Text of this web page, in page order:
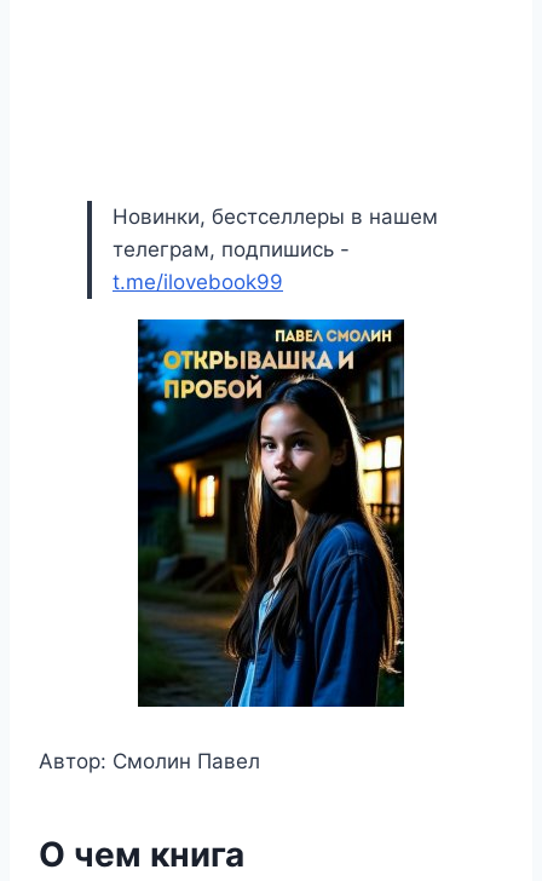
Новинки, бестселлеры в нашем
телеграм, подпишись -
t.me/ilovebook99
Автор: Смолин Павел
О чем книга